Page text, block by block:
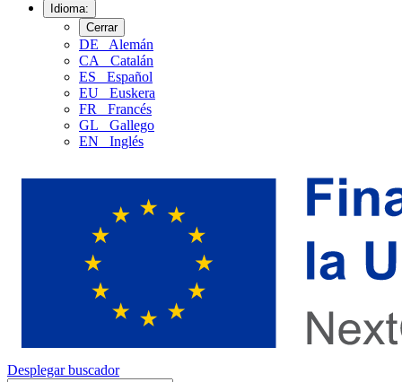
Idioma:
Cerrar
DE
Alemán
CA
Catalán
ES
Español
EU
Euskera
FR
Francés
GL
Gallego
EN
Inglés
Desplegar buscador